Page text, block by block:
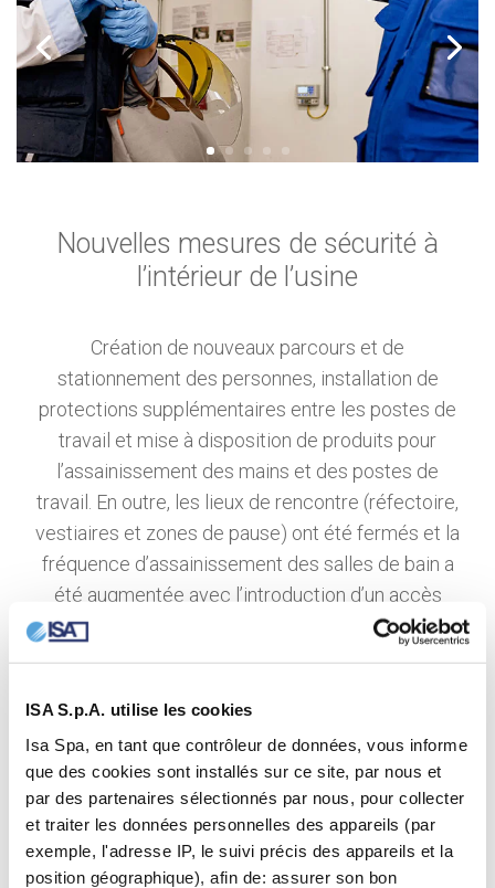
ISA S.p.A. utilise les cookies
Isa Spa, en tant que contrôleur de données, vous informe
que des cookies sont installés sur ce site, par nous et
par des partenaires sélectionnés par nous, pour collecter
et traiter les données personnelles des appareils (par
exemple, l'adresse IP, le suivi précis des appareils et la
position géographique), afin de: assurer son bon
Nouvelles mesures de sécurité à
l’intérieur de l’usine
Création de nouveaux parcours et de
stationnement des personnes, installation de
protections supplémentaires entre les postes de
travail et mise à disposition de produits pour
l’assainissement des mains et des postes de
travail. En outre, les lieux de rencontre (réfectoire,
vestiaires et zones de pause) ont été fermés et la
fréquence d’assainissement des salles de bain a
été augmentée avec l’introduction d’un accès
contingenté par un système de feux tricolores.